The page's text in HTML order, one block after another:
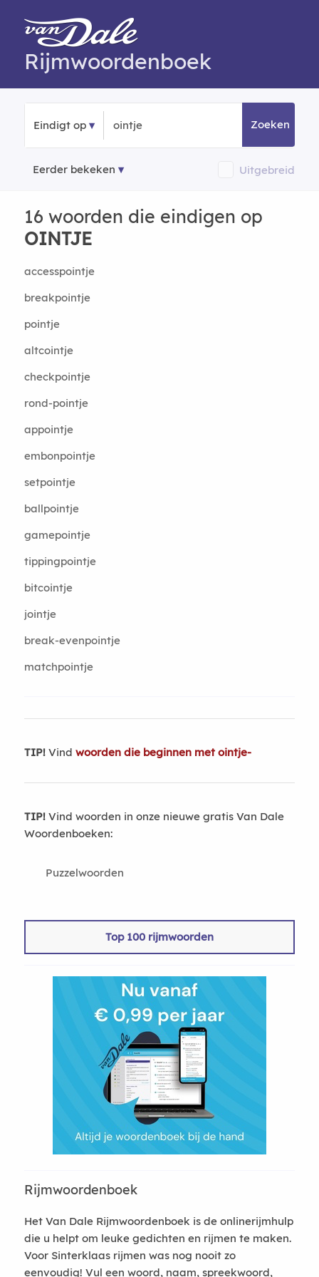
Rijmwoordenboek
Eindigt op Zoeken
Eerder bekeken Uitgebreid
16 woorden die eindigen op
OINTJE
accesspointje
breakpointje
pointje
altcointje
checkpointje
rond-pointje
appointje
embonpointje
setpointje
ballpointje
gamepointje
tippingpointje
bitcointje
jointje
break-evenpointje
matchpointje
TIP!Vind woorden die beginnen met ointje-
TIP!Vind woorden in onze nieuwe gratis Van Dale
Woordenboeken:
Puzzelwoorden
Top 100 rijmwoorden
Rijmwoordenboek
Het Van Dale Rijmwoordenboek is de onlinerijmhulp
die u helpt om leuke gedichten en rijmen te maken.
Voor Sinterklaas rijmen was nog nooit zo
eenvoudig! Vul een woord, naam, spreekwoord,